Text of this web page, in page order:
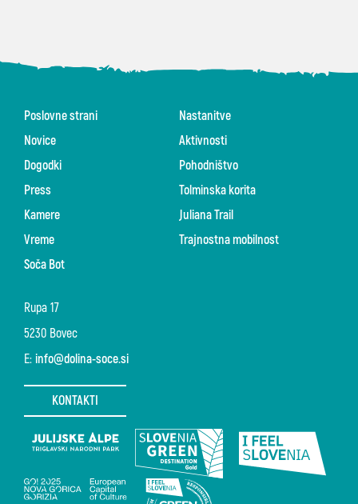
Rupa 17
5230 Bovec
E: info@dolina-soce.si
KONTAKTI
Poslovne strani
Novice
Dogodki
Press
Kamere
Vreme
Soča Bot
Nastanitve
Aktivnosti
Pohodništvo
Tolminska korita
Juliana Trail
Trajnostna mobilnost